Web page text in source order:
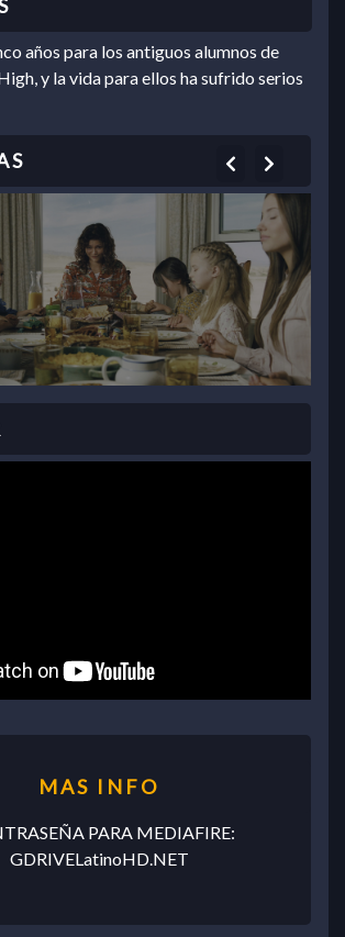
años para los antiguos alumnos de
y la vida para ellos ha sufrido serios
Previous
PARA MEDIAFIRE:
GDRIVELatinoHD.NET